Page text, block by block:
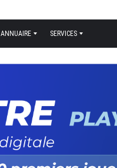
ANNUAIRE SERVICES